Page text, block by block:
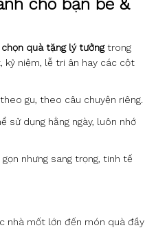
quà tặng lý tưởngtrong
kỷ niệm, lễ tri ân hay các cột
gu, theo câu chuyện riêng.
sử dụng hằng ngày, luôn nhớ
gọn nhưng sang trọng, tinh tế
nhà mốt lớn đến món quà đầy